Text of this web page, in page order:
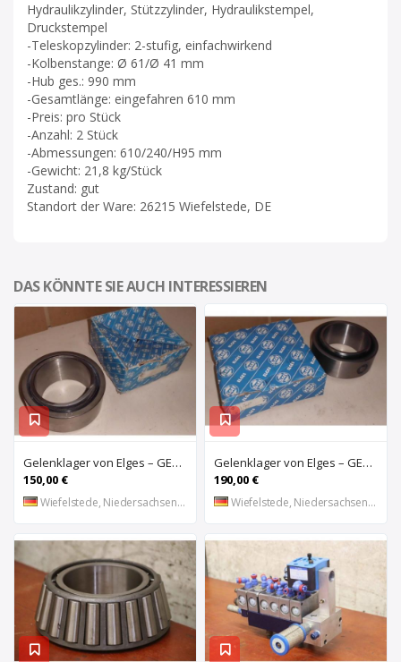
Hydraulikzylinder, Stützzylinder, Hydraulikstempel,
Druckstempel
-Teleskopzylinder: 2-stufig, einfachwirkend
-Kolbenstange: Ø 61/Ø 41 mm
-Hub ges.: 990 mm
-Gesamtlänge: eingefahren 610 mm
-Preis: pro Stück
-Anzahl: 2 Stück
-Abmessungen: 610/240/H95 mm
-Gewicht: 21,8 kg/Stück
Zustand: gut
Standort der Ware: 26215 Wiefelstede, DE
DAS KÖNNTE SIE AUCH INTERESSIEREN
Gelenklager von Elges – GE120UK-2RS
150,00 €
Wiefelstede, Niedersachsen, DE
Gelenklager von Elges – GE140UK-2RS
190,00 €
Wiefelstede, Niedersachsen, DE